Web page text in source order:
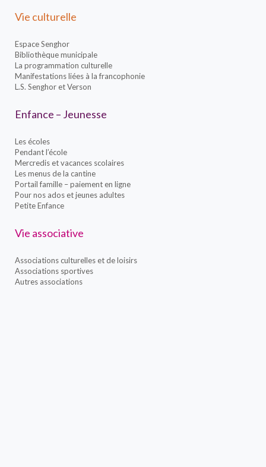
Vie culturelle
Espace Senghor
Bibliothèque municipale
La programmation culturelle
Manifestations liées à la francophonie
L.S. Senghor et Verson
Enfance – Jeunesse
Les écoles
Pendant l’école
Mercredis et vacances scolaires
Les menus de la cantine
Portail famille – paiement en ligne
Pour nos ados et jeunes adultes
Petite Enfance
Vie associative
Associations culturelles et de loisirs
Associations sportives
Autres associations